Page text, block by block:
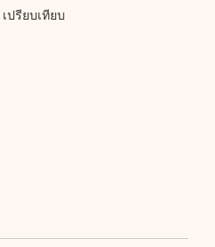
เปรียบเทียบ